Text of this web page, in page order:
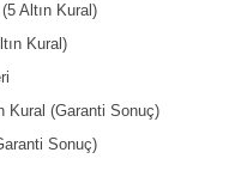
Altın Kural)
Kural)
Kural (Garanti Sonuç)
Sonuç)